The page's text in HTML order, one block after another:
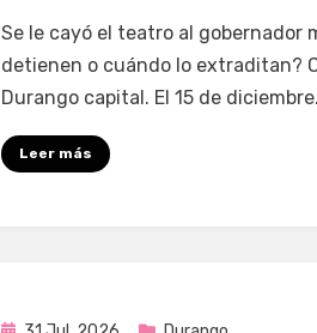
porFernando Miranda Servín
Se le cayó el teatro al gobernador
detienen o cuándo lo extraditan?
Durango capital. El 15 de
Leer más